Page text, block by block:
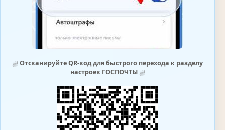
⛆ Отсканируйте QR-код для быстрого перехода к разделу
настроек ГОСПОЧТЫ⛆